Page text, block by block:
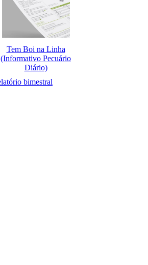
Tem Boi na Linha
(Informativo Pecuário
Diário)